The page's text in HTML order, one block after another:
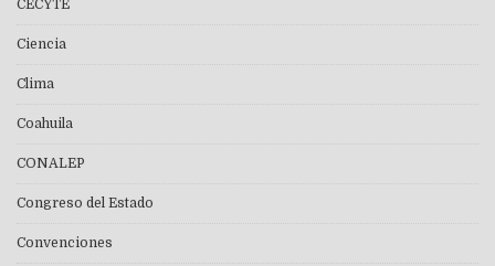
CECYTE
Ciencia
Clima
Coahuila
CONALEP
Congreso del Estado
Convenciones